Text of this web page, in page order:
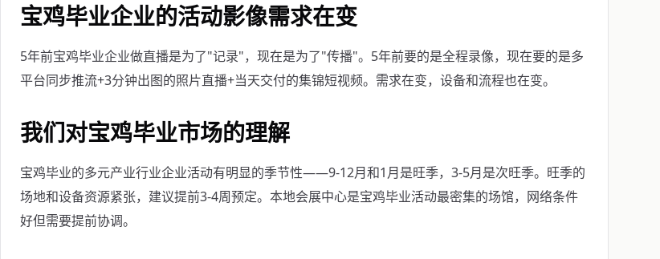
宝鸡毕业企业的活动影像需求在变
5年前宝鸡毕业企业做直播是为了"记录"，现在是为了"传播"。5年前要的是全程录像，现在要的是多
平台同步推流+3分钟出图的照片直播+当天交付的集锦短视频。需求在变，设备和流程也在变。
我们对宝鸡毕业市场的理解
宝鸡毕业的多元产业行业企业活动有明显的季节性——9-12月和1月是旺季，3-5月是次旺季。旺季的
场地和设备资源紧张，建议提前3-4周预定。本地会展中心是宝鸡毕业活动最密集的场馆，网络条件
好但需要提前协调。